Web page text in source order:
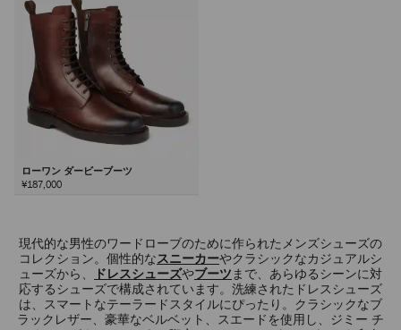
ローワン ダービーブーツ
¥187,000
現代的な男性のワードローブのために作られたメンズシューズの
コレクション。個性的なスニーカーやクラシックなカジュアルシ
ューズから、
ドレスシューズやブーツまで、あらゆるシーンに対
応するシューズで構成されています。洗練されたドレスシューズ
は、スマートなテーラードスタイルにぴったり。クラシックなブ
ラックレザー、豪華なベルベット、スエードを使用し、ジミー チ